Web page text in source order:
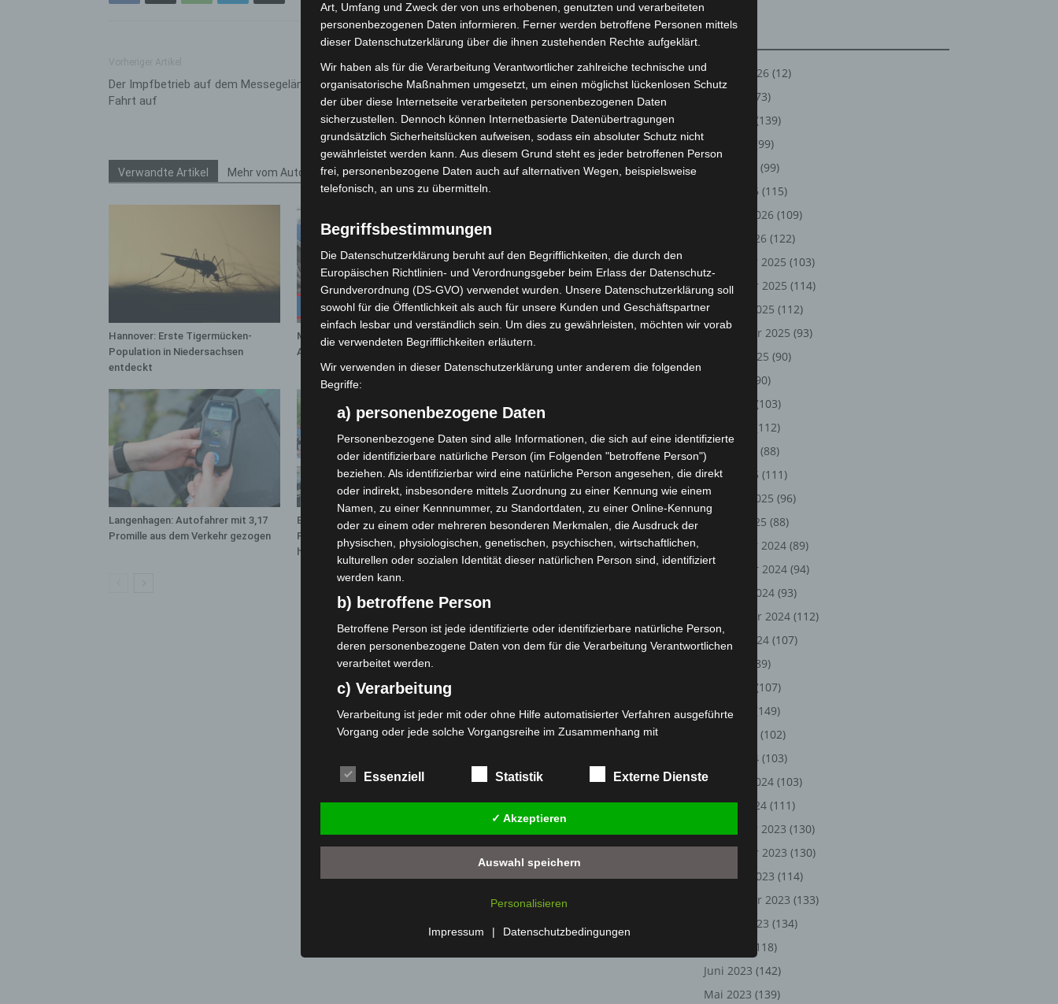
Der Impfbetrieb auf dem Messegelände nimmt
Fahrt auf
Nächster Artikel
Änderungen in der Corona-Verordnung – kleine
Erleichterungen, aber noch keine wesentlichen
Lockerungen möglich
Verwandte Artikel Mehr vom Autor
Hannover: Erste Tigermücken-
Population in Niedersachsen
entdeckt
Mann läuft mit Hockeyschläger über
A7 – Polizei sucht Zeugen
Gasleitung bei McDonald’s-Umbau in
Langenhagen: Autofahrer mit 3,17
Promille aus dem Verkehr gezogen
Blaulichtmeile Langenhagen 2026:
Polizei, Feuerwehr und Rettung
hautnah erleben
Polizei Langenhagen testet
Aufnahme von Anzeigen per
Videochat
August 2026 (12)
(73)
(139)
(99)
(99)
März 2026 (115)
Februar 2026 (109)
Januar 2026 (122)
Dezember 2025 (103)
November 2025 (114)
Oktober 2025 (112)
September 2025 (93)
August 2025 (90)
(90)
(103)
(112)
April 2025
(88)
März 2025 (111)
Februar 2025 (96)
Januar 2025 (88)
Dezember 2024 (89)
November 2024 (94)
Oktober 2024 (93)
September 2024 (112)
August 2024 (107)
(89)
(107)
Mai 2024
(149)
(102)
März 2024 (103)
Februar 2024 (103)
Januar 2024 (111)
Dezember 2023 (130)
November 2023 (130)
Oktober 2023 (114)
September 2023 (133)
August 2023 (134)
(118)
Juni 2023 (142)
Mai 2023 (139)
Art, Umfang und Zweck der von uns erhobenen, genutzten und verarbeiteten
personenbezogenen Daten informieren. Ferner werden betroffene Personen mittels
dieser Datenschutzerklärung über die ihnen zustehenden Rechte aufgeklärt.
Wir haben als für die Verarbeitung Verantwortlicher zahlreiche technische und
organisatorische Maßnahmen umgesetzt, um einen möglichst lückenlosen Schutz
der über diese Internetseite verarbeiteten personenbezogenen Daten
sicherzustellen. Dennoch können Internetbasierte Datenübertragungen
grundsätzlich Sicherheitslücken aufweisen, sodass ein absoluter Schutz nicht
gewährleistet werden kann. Aus diesem Grund steht es jeder betroffenen Person
frei, personenbezogene Daten auch auf alternativen Wegen, beispielsweise
telefonisch, an uns zu übermitteln.
Begriffsbestimmungen
Die Datenschutzerklärung beruht auf den Begrifflichkeiten, die durch den
Europäischen Richtlinien- und Verordnungsgeber beim Erlass der Datenschutz-
Grundverordnung (DS-GVO) verwendet wurden. Unsere Datenschutzerklärung soll
sowohl für die Öffentlichkeit als auch für unsere Kunden und Geschäftspartner
einfach lesbar und verständlich sein. Um dies zu gewährleisten, möchten wir vorab
die verwendeten Begrifflichkeiten erläutern.
Wir verwenden in dieser Datenschutzerklärung unter anderem die folgenden
Begriffe:
a) personenbezogene Daten
Personenbezogene Daten sind alle Informationen, die sich auf eine identifizierte
oder identifizierbare natürliche Person (im Folgenden "betroffene Person")
beziehen. Als identifizierbar wird eine natürliche Person angesehen, die direkt
oder indirekt, insbesondere mittels Zuordnung zu einer Kennung wie einem
Namen, zu einer Kennnummer, zu Standortdaten, zu einer Online-Kennung
oder zu einem oder mehreren besonderen Merkmalen, die Ausdruck der
physischen, physiologischen, genetischen, psychischen, wirtschaftlichen,
kulturellen oder sozialen Identität dieser natürlichen Person sind, identifiziert
werden kann.
b) betroffene Person
Betroffene Person ist jede identifizierte oder identifizierbare natürliche Person,
deren personenbezogene Daten von dem für die Verarbeitung Verantwortlichen
verarbeitet werden.
c) Verarbeitung
Verarbeitung ist jeder mit oder ohne Hilfe automatisierter Verfahren ausgeführte
Vorgang oder jede solche Vorgangsreihe im Zusammenhang mit
das Ordnen, die Speicherung, die Anpassung oder Veränderung, das Auslesen,
das Abfragen, die Verwendung, die Offenlegung durch Übermittlung, Verbreitung
oder eine andere Form der Bereitstellung, den Abgleich oder die Verknüpfung,
die Einschränkung, das Löschen oder die Vernichtung.
d) Einschränkung der Verarbeitung
Einschränkung der Verarbeitung ist die Markierung gespeicherter
Profiling ist jede Art der automatisierten Verarbeitung personenbezogener
Daten, die darin besteht, dass diese personenbezogenen Daten verwendet
werden, um bestimmte persönliche Aspekte, die sich auf eine natürliche Person
Essenziell Statistik Externe Dienste
✓ Akzeptieren
Auswahl speichern
Personalisieren
Impressum | Datenschutzbedingungen